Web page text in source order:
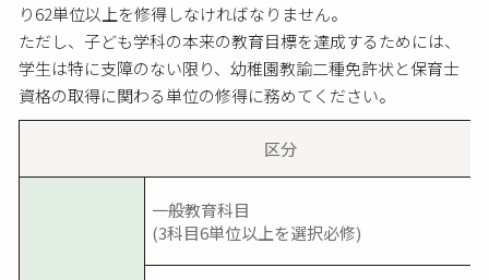
り62単位以上を修得しなければなりません。
ただし、子ども学科の本来の教育目標を達成するためには、
学生は特に支障のない限り、幼稚園教諭二種免許状と保育士
資格の取得に関わる単位の修得に務めてください。
区分
一般教育科目
(3科目6単位以上を選択必修)